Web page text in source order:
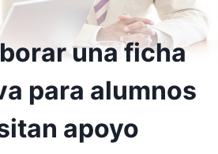
una ficha
para alumnos
apoyo